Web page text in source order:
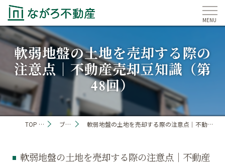
軟弱地盤の土地を売却する際の
注意点｜不動産売却豆知識（第
48回）
TOP PAGE ブログ 軟弱地盤の土地を売却する際の注意点｜不動産売却豆知識（第48回）
軟弱地盤の土地を売却する際の注意点｜不動産